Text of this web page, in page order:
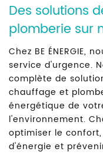
Des solutions
plomberie sur
Chez BE ÉNERGIE,
service d'urgence.
complète de
chauffage et
énergétique de
l'environnement.
optimiser le
d'énergie et